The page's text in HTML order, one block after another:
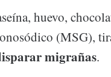
huevo,
(MSG),
migrañas.